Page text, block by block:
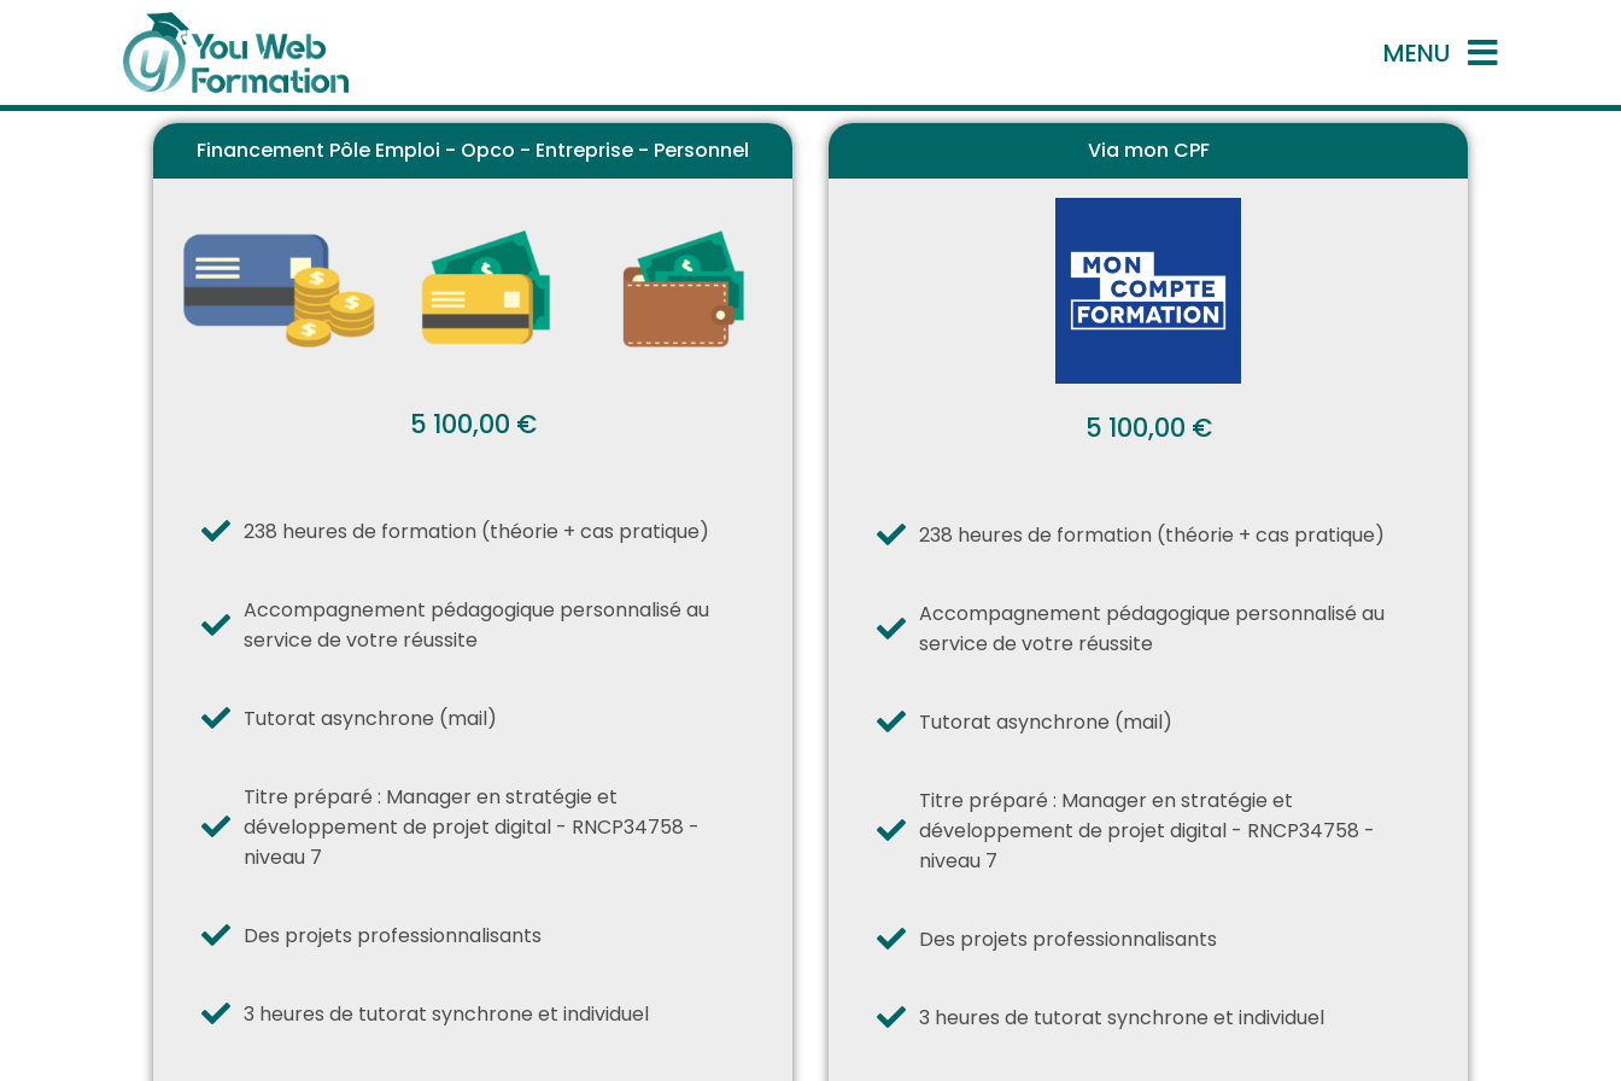
MENU
Financement Pôle Emploi - Opco - Entreprise - Personnel
5 100,00 €
238 heures de formation (théorie + cas pratique)
Accompagnement pédagogique personnalisé au
service de votre réussite
Tutorat asynchrone (mail)
Titre préparé : Manager en stratégie et
développement de projet digital - RNCP34758 -
niveau 7
Des projets professionnalisants
3 heures de tutorat synchrone et individuel
Via mon CPF
5 100,00 €
238 heures de formation (théorie + cas pratique)
Accompagnement pédagogique personnalisé au
service de votre réussite
Tutorat asynchrone (mail)
Titre préparé : Manager en stratégie et
développement de projet digital - RNCP34758 -
niveau 7
Des projets professionnalisants
3 heures de tutorat synchrone et individuel